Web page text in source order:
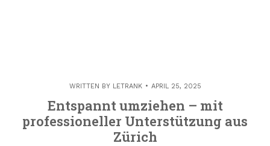
WRITTEN BY LETRANK APRIL 25, 2025
Entspannt umziehen – mit
professioneller Unterstützung aus
Zürich